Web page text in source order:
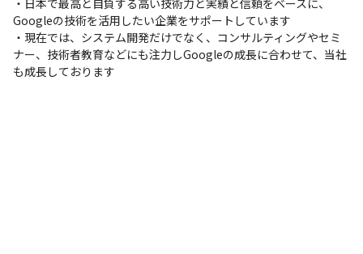
・日本で最高と自負する高い技術力と実績と信頼をベースに、
Googleの技術を活用したい企業をサポートしています
・現在では、システム開発だけでなく、コンサルティングやセミ
ナー、技術者教育などにも注力しGoogleの成長に合わせて、当社
も成長しております